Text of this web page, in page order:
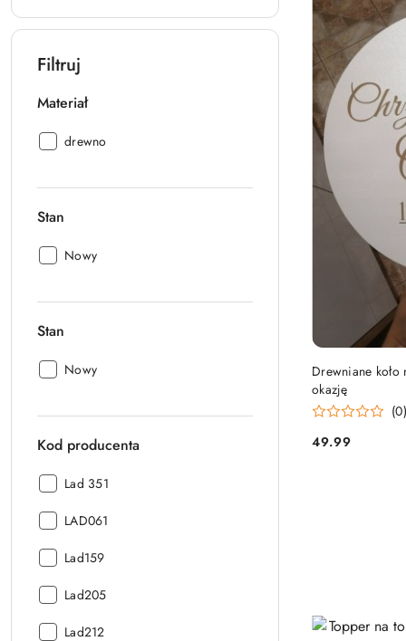
Filtruj
Materiał
Materiał:
drewno
Stan
Stan:
Nowy
Stan
Stan:
Nowy
Kod producenta
Kod
Lad 351
Kod
LAD061
Kod
Lad159
Kod
Lad205
Kod
Lad212
Drewniane koło
okazję
(0)
Cena:
49.99